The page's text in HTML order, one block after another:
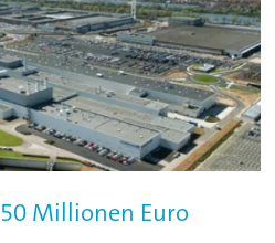
Millionen Euro